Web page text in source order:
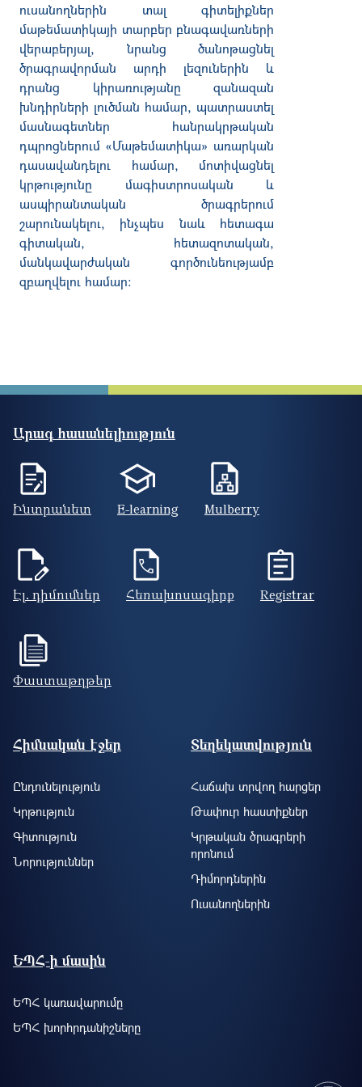
ուսանողներին տալ գիտելիքներ
մաթեմատիկայի տարբեր բնագավառների
վերաբերյալ, նրանց ծանոթացնել
ծրագրավորման արդի լեզուներին և
դրանց կիրառությանը զանազան
խնդիրների լուծման համար, պատրաստել
մասնագետներ հանրակրթական
դպրոցներում «Մաթեմատիկա» առարկան
դասավանդելու համար, մոտիվացնել
կրթությունը մագիստրոսական և
ասպիրանտական ծրագրերում
շարունակելու, ինչպես նաև հետագա
գիտական, հետազոտական,
մանկավարժական գործունեությամբ
զբաղվելու համար։
Արագ հասանելիություն
Ինտրանետ E-learning Mulberry
Էլ. դիմումներ Հեռախոսագիրք Registrar
Փաստաթղթեր
Footer site information
Հիմնական էջեր
Ընդունելություն
Կրթություն
Գիտություն
Նորություններ
Տեղեկատվություն
Հաճախ տրվող հարցեր
Թափուր հաստիքներ
Կրթական ծրագրերի
որոնում
Դիմորդներին
Ուսանողներին
ԵՊՀ-ի մասին
ԵՊՀ կառավարումը
ԵՊՀ խորհրդանիշները